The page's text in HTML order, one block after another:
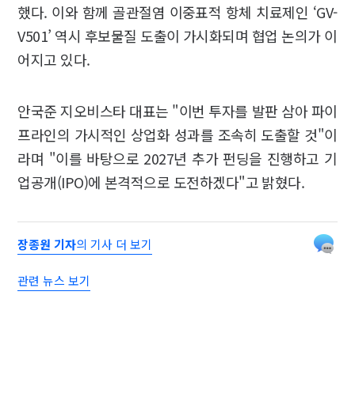
했다. 이와 함께 골관절염 이중표적 항체 치료제인 ‘GV-
V501’ 역시 후보물질 도출이 가시화되며 협업 논의가 이
어지고 있다.
안국준 지오비스타 대표는 "이번 투자를 발판 삼아 파이
프라인의 가시적인 상업화 성과를 조속히 도출할 것"이
라며 "이를 바탕으로 2027년 추가 펀딩을 진행하고 기
업공개(IPO)에 본격적으로 도전하겠다"고 밝혔다.
장종원 기자의 기사 더 보기
관련 뉴스 보기